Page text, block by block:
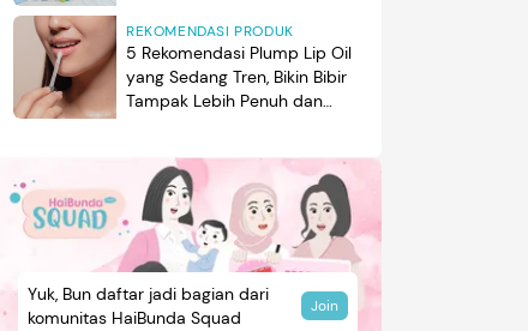
REKOMENDASI PRODUK
5 Rekomendasi Plump Lip Oil
yang Sedang Tren, Bikin Bibir
Tampak Lebih Penuh dan
Yuk, Bun daftar jadi bagian dari
komunitas HaiBunda Squad
Join